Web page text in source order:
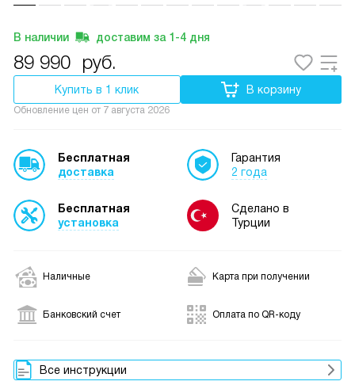
В наличии доставим за 1-4 дня
89 990 руб.
Купить в 1 клик В корзину
Обновление цен от 7 августа 2026
Бесплатная
доставка
Бесплатная
установка
Гарантия
2 года
Сделано в
Турции
Наличные Карта при получении
Банковский счет Оплата по QR-коду
Все инструкции